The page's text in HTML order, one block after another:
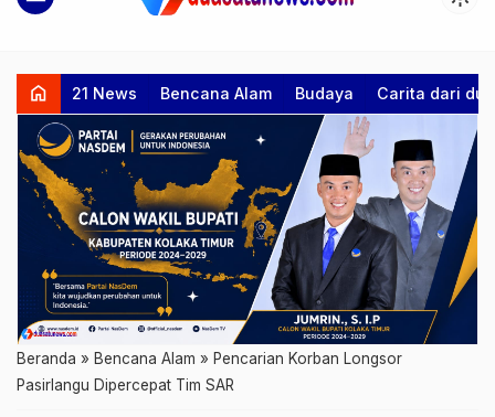
home 21 News Bencana Alam Budaya Carita dari
Beranda » Bencana Alam » Pencarian Korban Longsor
Pasirlangu Dipercepat Tim SAR